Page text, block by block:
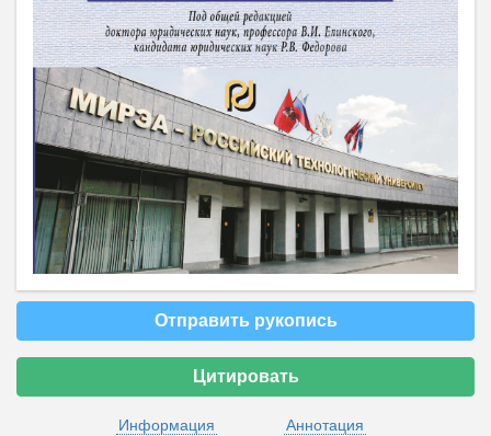
Отправить рукопись
Цитировать
Информация
Аннотация